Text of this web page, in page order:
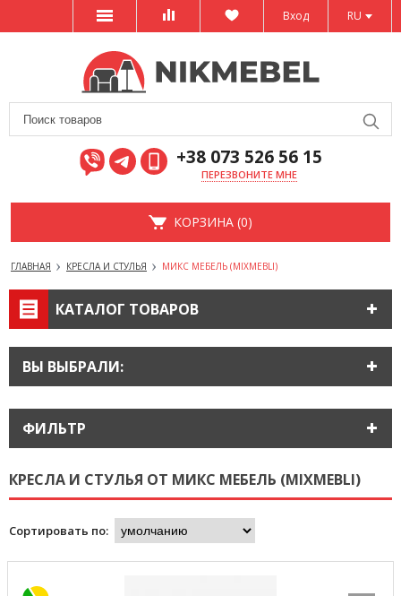
RU
Вход
+38 073 526 56 15
ПЕРЕЗВОНИТЕ МНЕ
КОРЗИНА (0)
ГЛАВНАЯ КРЕСЛА И СТУЛЬЯ МИКС МЕБЕЛЬ (MIXMEBLI)
КАТАЛОГ ТОВАРОВ
ВЫ ВЫБРАЛИ:
ФИЛЬТР
КРЕСЛА И СТУЛЬЯ ОТ МИКС МЕБЕЛЬ (MIXMEBLI)
Сортировать по: